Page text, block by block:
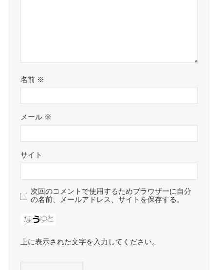
名前 ※
メール ※
サイト
次回のコメントで使用するためブラウザーに自分
の名前、メールアドレス、サイトを保存する。
上に表示された文字を入力してください。